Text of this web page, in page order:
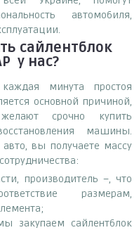
автомобиля,
сайлентблок
у нас?
минута простоя
основной причиной,
срочно купить
машины.
вы получаете массу
производитель –, что
размерам,
закупаем сайлентблок